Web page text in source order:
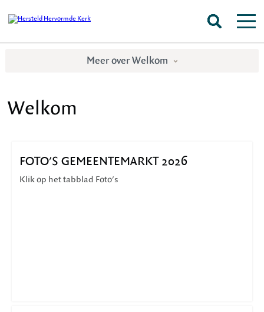
Meer over Welkom
Welkom
FOTO'S GEMEENTEMARKT 2026
Klik op het tabblad Foto's